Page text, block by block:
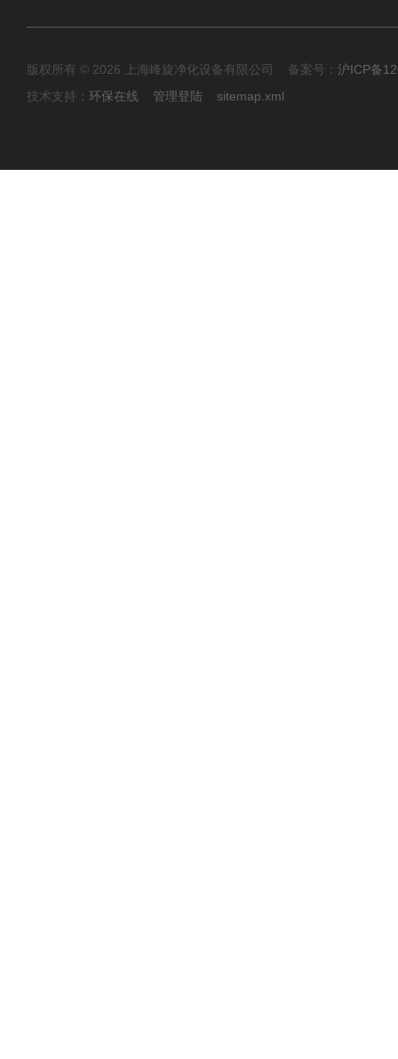
版权所有 © 2026 上海峰旋净化设备有限公司 备案号： 沪ICP备
技术支持： 环保在线 管理登陆 sitemap.xml